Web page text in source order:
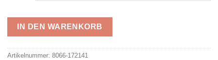
IN DEN WARENKORB
Artikelnummer: 8066-172141